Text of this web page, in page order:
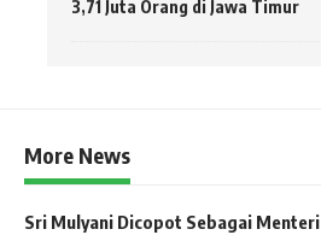
3,71 Juta Orang di Jawa Timur
More News
Sri Mulyani Dicopot Sebagai Menteri